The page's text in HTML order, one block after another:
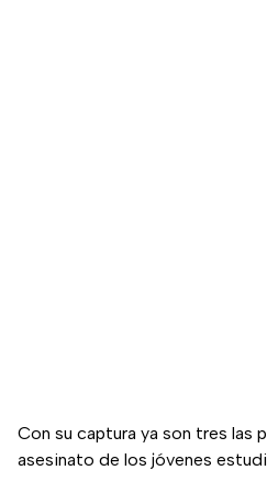
Con su captura ya son tres las
asesinato de los jóvenes